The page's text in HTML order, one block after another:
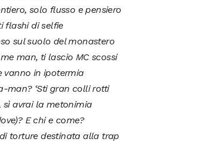
solo flusso e pensiero
flashi di selfie
sul suolo del monastero
man, ti lascio MC scossi
vanno in ipotermia
man? ‘Sti gran colli rotti
sì avrai la metonimia
E chi e come?
torture destinata alla trap